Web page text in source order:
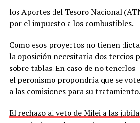
los Aportes del Tesoro Nacional
por el impuesto a los combustibles.
Como esos proyectos no tienen
la oposición necesitaría dos tercios
sobre tablas. En caso de no
el peronismo propondría que se
a las comisiones para su tratamiento.
El rechazo al veto de Milei a las